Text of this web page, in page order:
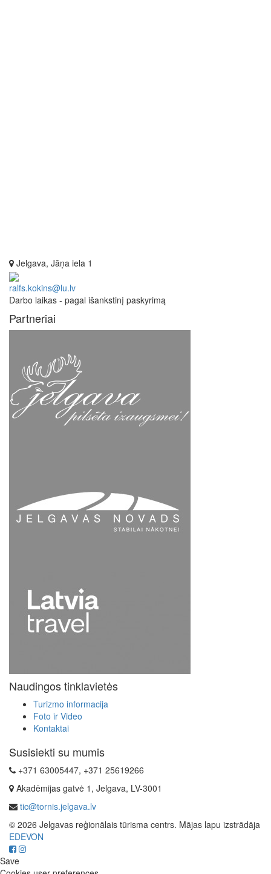
Jelgava, Jāņa iela 1
ralfs.kokins@lu.lv
Darbo laikas - pagal išankstinį paskyrimą
Partneriai
Naudingos tinklavietės
Turizmo informacija
Foto ir Video
Kontaktai
Susisiekti su mumis
+371 63005447, +371 25619266
Akadēmijas gatvė 1, Jelgava, LV-3001
tic@tornis.jelgava.lv
© 2026 Jelgavas reģionālais tūrisma centrs. Mājas lapu izstrādāja
EDEVON
Save